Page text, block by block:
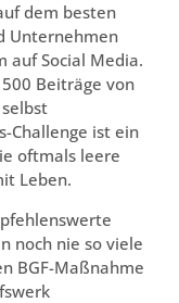
dem besten
Unternehmen
auf Social Media.
500 Beiträge von
Challenge ist ein
oftmals leere
Leben.
noch nie so viele
BGF-Maßnahme